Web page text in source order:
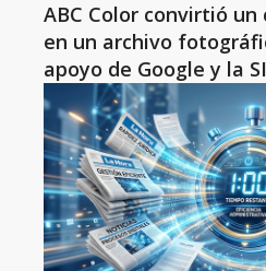
ABC Color convirtió un
en un archivo
apoyo de Google y la